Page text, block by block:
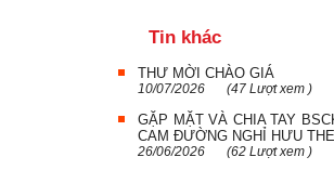
Tin khác
THƯ MỜI CHÀO GIÁ
10/07/2026 (47 Lượt xem )
GẶP MẶT VÀ CHIA TAY
CAM ĐƯỜNG NGHỈ HƯU
26/06/2026 (62 Lượt xem )